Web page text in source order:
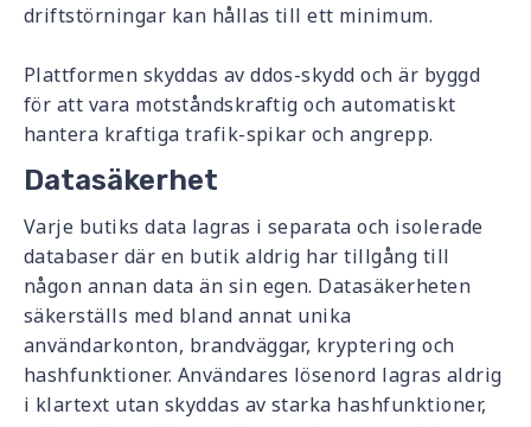
driftstörningar kan hållas till ett minimum.
Plattformen skyddas av ddos-skydd och är byggd
för att vara motståndskraftig och automatiskt
hantera kraftiga trafik-spikar och angrepp.
Datasäkerhet
Varje butiks data lagras i separata och isolerade
databaser där en butik aldrig har tillgång till
någon annan data än sin egen. Datasäkerheten
säkerställs med bland annat unika
användarkonton, brandväggar, kryptering och
hashfunktioner. Användares lösenord lagras aldrig
i klartext utan skyddas av starka hashfunktioner,